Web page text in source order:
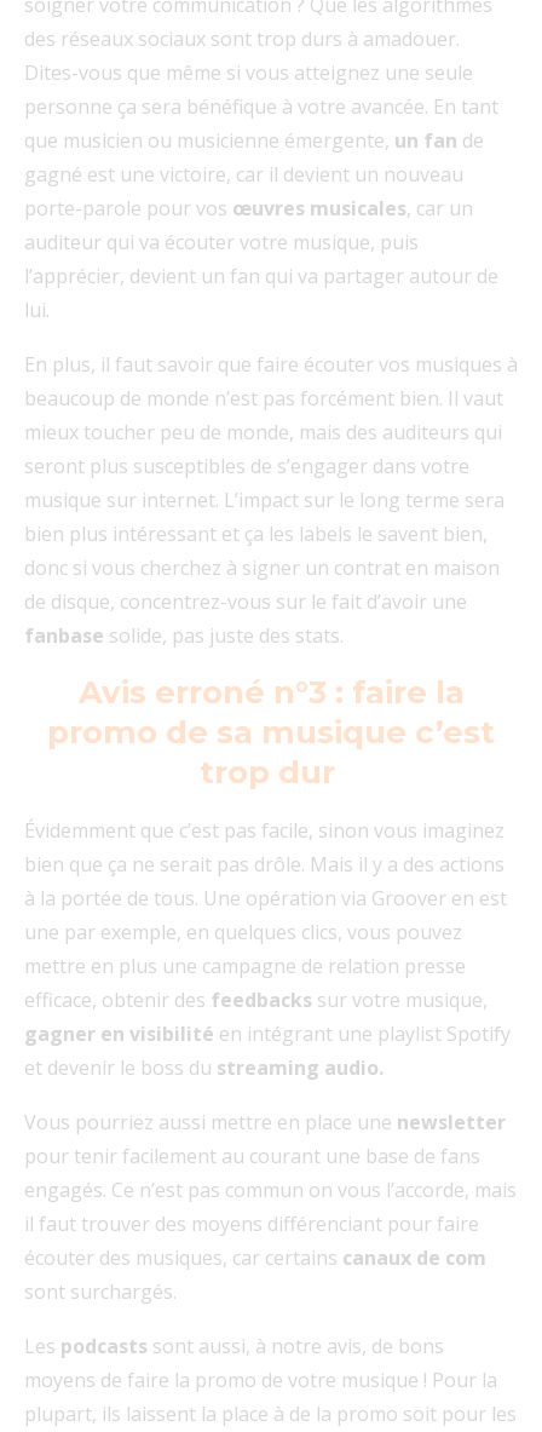
des réseaux sociaux sont trop durs à amadouer.
Dites-vous que même si vous atteignez une seule
personne ça sera bénéfique à votre avancée. En tant
que musicien ou musicienne émergente, un fan de
gagné est une victoire, car il devient un nouveau
porte-parole pour vos œuvres musicales, car un
auditeur qui va écouter votre musique, puis
l’apprécier, devient un fan qui va partager autour de
lui.
En plus, il faut savoir que faire écouter vos musiques à
beaucoup de monde n’est pas forcément bien. Il vaut
mieux toucher peu de monde, mais des auditeurs qui
seront plus susceptibles de s’engager dans votre
musique sur internet. L’impact sur le long terme sera
bien plus intéressant et ça les labels le savent bien,
donc si vous cherchez à signer un contrat en maison
de disque, concentrez-vous sur le fait d’avoir une
fanbase solide, pas juste des stats.
Avis erroné n°3 : faire la
promo de sa musique c’est
trop dur
Évidemment que c’est pas facile, sinon vous imaginez
bien que ça ne serait pas drôle. Mais il y a des actions
à la portée de tous. Une opération via Groover en est
une par exemple, en quelques clics, vous pouvez
mettre en plus une campagne de relation presse
efficace, obtenir des feedbacks sur votre musique,
gagner en visibilité en intégrant une playlist Spotify
et devenir le boss du streaming audio.
Vous pourriez aussi mettre en place une newsletter
pour tenir facilement au courant une base de fans
engagés. Ce n’est pas commun on vous l’accorde, mais
il faut trouver des moyens différenciant pour faire
écouter des musiques, car certains canaux de com
sont surchargés.
Les podcasts sont aussi, à notre avis, de bons
moyens de faire la promo de votre musique ! Pour la
plupart, ils laissent la place à de la promo soit pour les